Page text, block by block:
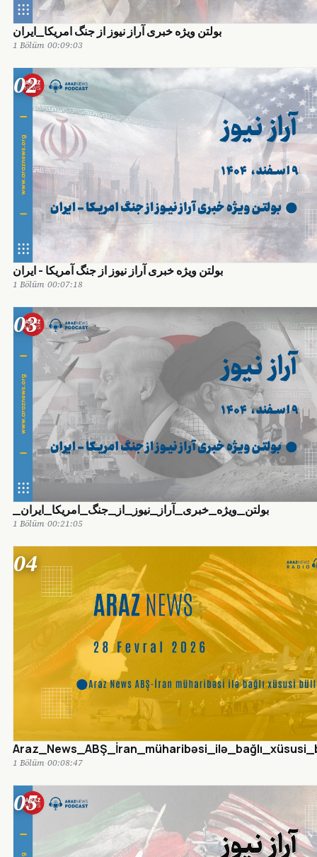
1 Bölüm 00:09:03
02
بولتن ویژه خبری آراز نیوز از جنگ آمریکا - ایران
1 Bölüm 00:07:18
03
1 Bölüm 00:21:05
04
1 Bölüm 00:08:47
05